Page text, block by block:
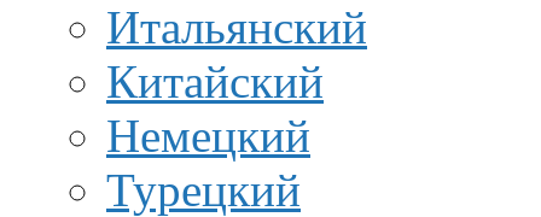
Итальянский
Китайский
Немецкий
Турецкий